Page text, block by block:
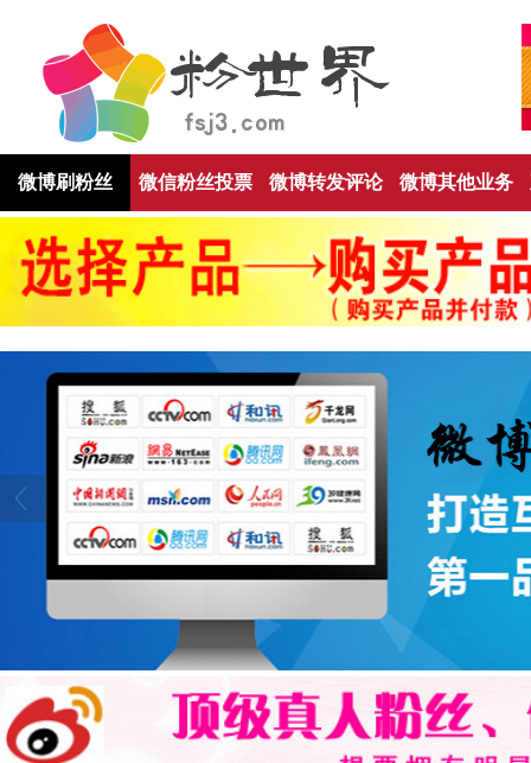
微博刷粉丝 微信粉丝投票 微博转发评论 微博其他业务